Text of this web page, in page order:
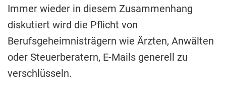
Immer wieder in diesem Zusammenhang
diskutiert wird die Pflicht von
Berufsgeheimnisträgern wie Ärzten, Anwälten
oder Steuerberatern, E-Mails generell zu
verschlüsseln.